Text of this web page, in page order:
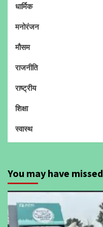
धार्मिक
मनोरंजन
मौसम
राजनीति
राष्ट्रीय
शिक्षा
स्वास्थ
You may have missed